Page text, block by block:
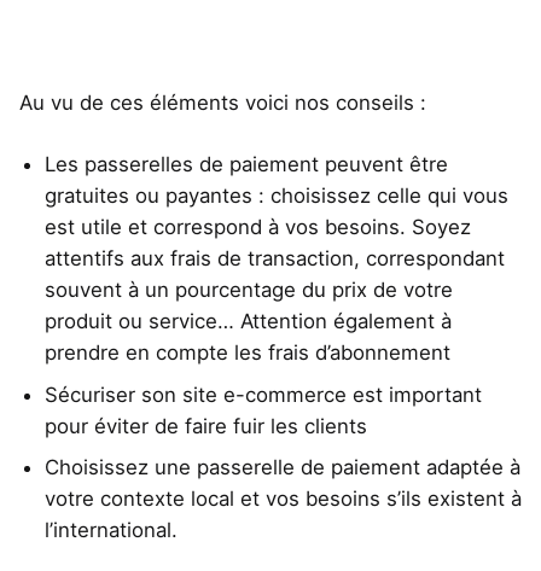
Au vu de ces éléments voici nos conseils :
Les passerelles de paiement peuvent être
gratuites ou payantes : choisissez celle qui vous
est utile et correspond à vos besoins. Soyez
attentifs aux frais de transaction, correspondant
souvent à un pourcentage du prix de votre
produit ou service… Attention également à
prendre en compte les frais d’abonnement
Sécuriser son site e-commerce est important
pour éviter de faire fuir les clients
Choisissez une passerelle de paiement adaptée à
votre contexte local et vos besoins s’ils existent à
l’international.